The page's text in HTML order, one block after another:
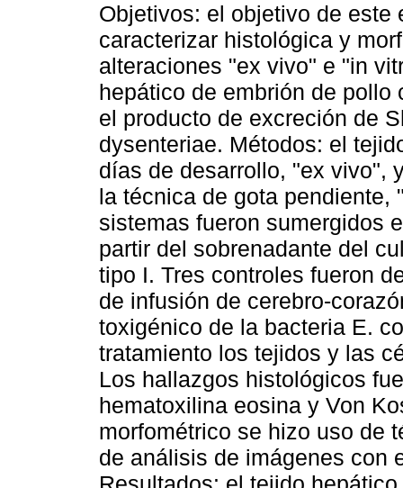
Objetivos: el objetivo de este
caracterizar histológica y
alteraciones "ex vivo" e "in
hepático de embrión de pollo
el producto de excreción de
dysenteriae. Métodos: el
días de desarrollo, "ex vivo",
la técnica de gota pendiente,
sistemas fueron sumergidos
partir del sobrenadante del
tipo I. Tres controles fueron
de infusión de cerebro-
toxigénico de la bacteria E.
tratamiento los tejidos y las
Los hallazgos histológicos
hematoxilina eosina y Von
morfométrico se hizo uso de
de análisis de imágenes con